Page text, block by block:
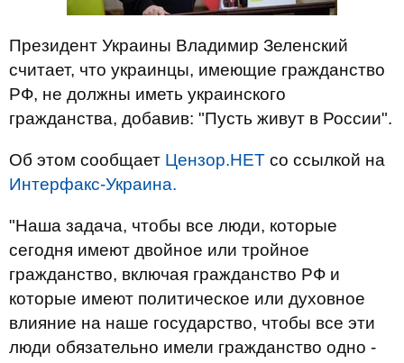
Президент Украины Владимир Зеленский
считает, что украинцы, имеющие гражданство
РФ, не должны иметь украинского
гражданства, добавив: "Пусть живут в России".
Об этом сообщает Цензор.НЕТ со ссылкой на
Интерфакс-Украина.
"Наша задача, чтобы все люди, которые
сегодня имеют двойное или тройное
гражданство, включая гражданство РФ и
которые имеют политическое или духовное
влияние на наше государство, чтобы все эти
люди обязательно имели гражданство одно -